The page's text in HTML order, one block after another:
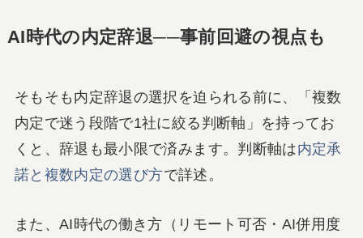
AI時代の内定辞退──事前回避の視点も
そもそも内定辞退の選択を迫られる前に、「複数
内定で迷う段階で1社に絞る判断軸」を持ってお
くと、辞退も最小限で済みます。判断軸は内定承
諾と複数内定の選び方で詳述。
また、AI時代の働き方（リモート可否・AI併用度